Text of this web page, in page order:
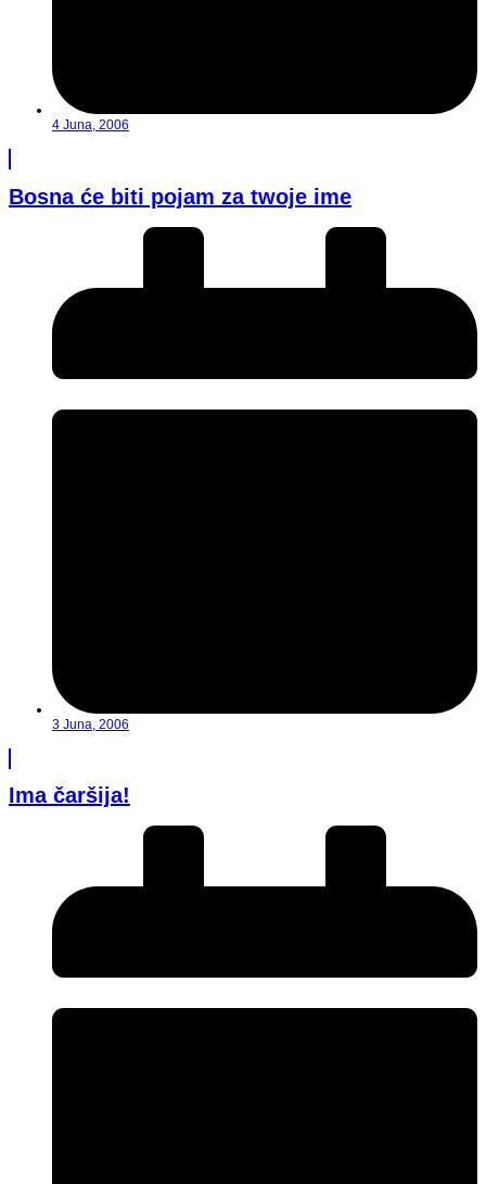
4 Juna, 2006
Bosna će biti pojam za twoje ime
3 Juna, 2006
Ima čaršija!